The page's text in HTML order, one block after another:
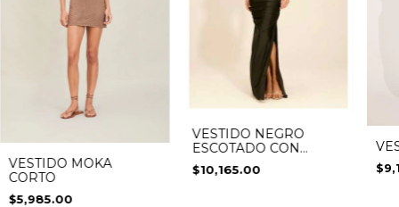
VESTIDO MOKA
CORTO
$5,985.00
VESTIDO NEGRO
ESCOTADO CON
APLICACIONES DE
BOLA
$10,165.00